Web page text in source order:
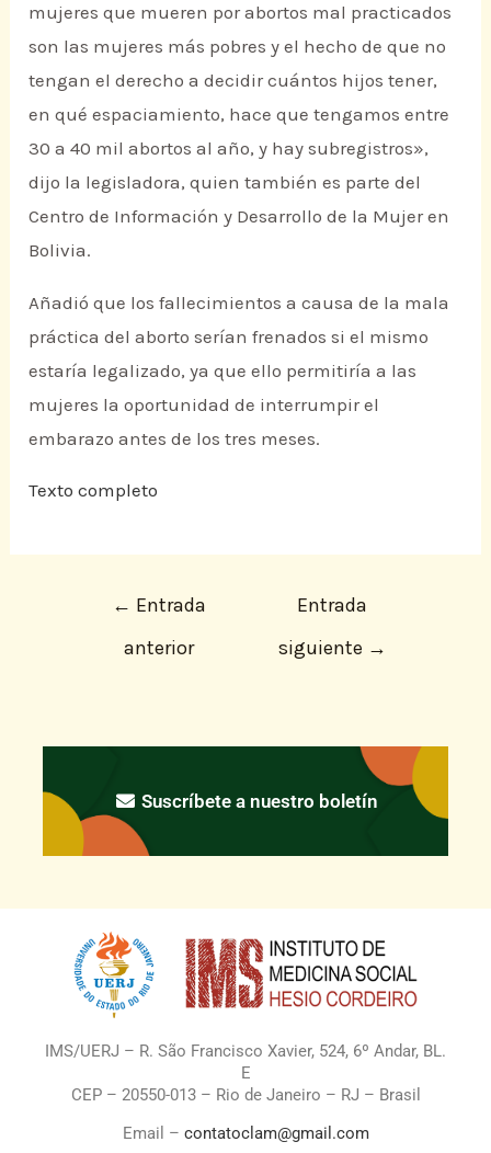
mujeres que mueren por abortos mal practicados
son las mujeres más pobres y el hecho de que no
tengan el derecho a decidir cuántos hijos tener,
en qué espaciamiento, hace que tengamos entre
30 a 40 mil abortos al año, y hay subregistros»,
dijo la legisladora, quien también es parte del
Centro de Información y Desarrollo de la Mujer en
Bolivia.
Añadió que los fallecimientos a causa de la mala
práctica del aborto serían frenados si el mismo
estaría legalizado, ya que ello permitiría a las
mujeres la oportunidad de interrumpir el
embarazo antes de los tres meses.
Texto completo
← Entrada
anterior
Entrada
siguiente →
Suscríbete a nuestro boletín
IMS/UERJ – R. São Francisco Xavier, 524, 6º Andar, BL.
E
CEP – 20550-013 – Rio de Janeiro – RJ – Brasil
Email – contatoclam@gmail.com